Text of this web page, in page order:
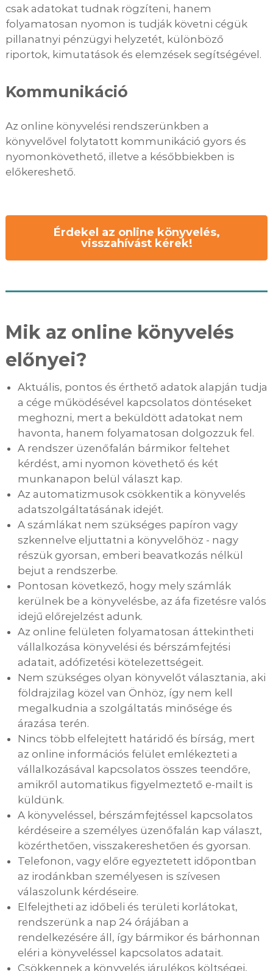
csak adatokat tudnak rögzíteni, hanem
folyamatosan nyomon is tudják követni cégük
pillanatnyi pénzügyi helyzetét, különböző
riportok, kimutatások és elemzések segítségével.
Kommunikáció
Az online könyvelési rendszerünkben a
könyvelővel folytatott kommunikáció gyors és
nyomonkövethető, illetve a későbbiekben is
előkereshető.
Érdekel az online könyvelés,
visszahívást kérek!
Mik az online könyvelés
előnyei?
Aktuális, pontos és érthető adatok alapján tudja
a cége működésével kapcsolatos döntéseket
meghozni, mert a beküldött adatokat nem
havonta, hanem folyamatosan dolgozzuk fel.
A rendszer üzenőfalán bármikor feltehet
kérdést, ami nyomon követhető és két
munkanapon belül választ kap.
Az automatizmusok csökkentik a könyvelés
adatszolgáltatásának idejét.
A számlákat nem szükséges papíron vagy
szkennelve eljuttatni a könyvelőhöz - nagy
részük gyorsan, emberi beavatkozás nélkül
bejut a rendszerbe.
Pontosan következő, hogy mely számlák
kerülnek be a könyvelésbe, az áfa fizetésre valós
idejű előrejelzést adunk.
Az online felületen folyamatosan áttekintheti
vállalkozása könyvelési és bérszámfejtési
adatait, adófizetési kötelezettségeit.
Nem szükséges olyan könyvelőt választania, aki
földrajzilag közel van Önhöz, így nem kell
megalkudnia a szolgáltatás minősége és
árazása terén.
Nincs több elfelejtett határidő és bírság, mert
az online információs felület emlékezteti a
vállalkozásával kapcsolatos összes teendőre,
amikről automatikus figyelmeztető e-mailt is
küldünk.
A könyveléssel, bérszámfejtéssel kapcsolatos
kérdéseire a személyes üzenőfalán kap választ,
közérthetően, visszakereshetően és gyorsan.
Telefonon, vagy előre egyeztetett időpontban
az irodánkban személyesen is szívesen
válaszolunk kérdéseire.
Elfelejtheti az időbeli és területi korlátokat,
rendszerünk a nap 24 órájában a
rendelkezésére áll, így bármikor és bárhonnan
eléri a könyveléssel kapcsolatos adatait.
Csökkennek a könyvelés járulékos költségei,